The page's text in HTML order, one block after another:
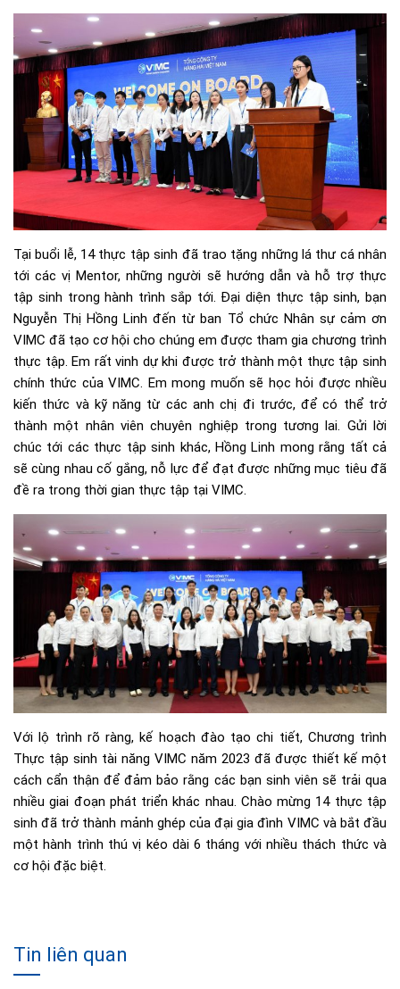
Tại buổi lễ, 14 thực tập sinh đã trao tặng những lá thư cá nhân
tới các vị Mentor, những người sẽ hướng dẫn và hỗ trợ thực
tập sinh trong hành trình sắp tới. Đại diện thực tập sinh, bạn
Nguyễn Thị Hồng Linh đến từ ban Tổ chức Nhân sự cảm ơn
VIMC đã tạo cơ hội cho chúng em được tham gia chương trình
thực tập. Em rất vinh dự khi được trở thành một thực tập sinh
chính thức của VIMC. Em mong muốn sẽ học hỏi được nhiều
kiến thức và kỹ năng từ các anh chị đi trước, để có thể trở
thành một nhân viên chuyên nghiệp trong tương lai. Gửi lời
chúc tới các thực tập sinh khác, Hồng Linh mong rằng tất cả
sẽ cùng nhau cố gắng, nỗ lực để đạt được những mục tiêu đã
đề ra trong thời gian thực tập tại VIMC.
Với lộ trình rõ ràng, kế hoạch đào tạo chi tiết, Chương trình
Thực tập sinh tài năng VIMC năm 2023 đã được thiết kế một
cách cẩn thận để đảm bảo rằng các bạn sinh viên sẽ trải qua
nhiều giai đoạn phát triển khác nhau. Chào mừng 14 thực tập
sinh đã trở thành mảnh ghép của đại gia đình VIMC và bắt đầu
một hành trình thú vị kéo dài 6 tháng với nhiều thách thức và
cơ hội đặc biệt.
Tin liên quan